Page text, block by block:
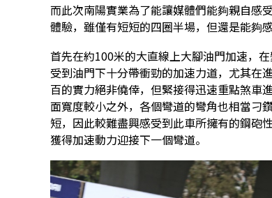
而此次南陽實業為了能讓媒體們能夠親自感
體驗，雖僅有短短的四圈半場，但還是能夠
首先在約100米的大直線上大腳油門加速，
受到油門下十分帶衝勁的加速力道，尤其在
百的實力絕非僥倖，但緊接得迅速重點煞車
面寬度較小之外，各個彎道的彎角也相當刁
短，因此較難盡興感受到此車所擁有的鋼砲
獲得加速動力迎接下一個彎道。